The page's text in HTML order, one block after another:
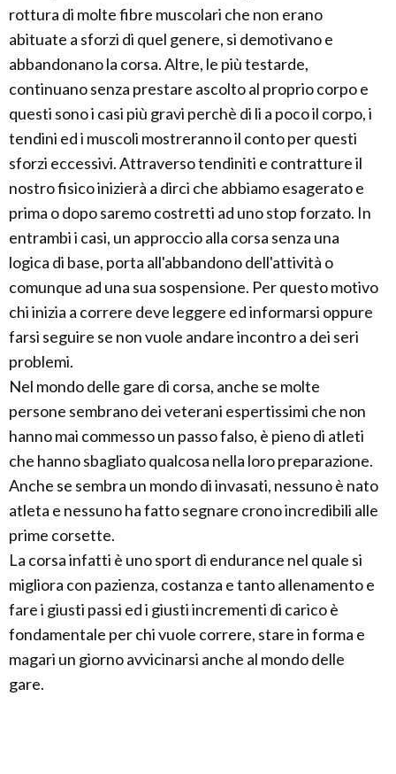
rottura di molte fibre muscolari che non erano
abituate a sforzi di quel genere, si demotivano e
abbandonano la corsa. Altre, le più testarde,
continuano senza prestare ascolto al proprio corpo e
questi sono i casi più gravi perchè di li a poco il corpo, i
tendini ed i muscoli mostreranno il conto per questi
sforzi eccessivi. Attraverso tendiniti e contratture il
nostro fisico inizierà a dirci che abbiamo esagerato e
prima o dopo saremo costretti ad uno stop forzato. In
entrambi i casi, un approccio alla corsa senza una
logica di base, porta all'abbandono dell'attività o
comunque ad una sua sospensione. Per questo motivo
chi inizia a correre deve leggere ed informarsi oppure
farsi seguire se non vuole andare incontro a dei seri
problemi.
Nel mondo delle gare di corsa, anche se molte
persone sembrano dei veterani espertissimi che non
hanno mai commesso un passo falso, è pieno di atleti
che hanno sbagliato qualcosa nella loro preparazione.
Anche se sembra un mondo di invasati, nessuno è nato
atleta e nessuno ha fatto segnare crono incredibili alle
prime corsette.
La corsa infatti è uno sport di endurance nel quale si
migliora con pazienza, costanza e tanto allenamento e
fare i giusti passi ed i giusti incrementi di carico è
fondamentale per chi vuole correre, stare in forma e
magari un giorno avvicinarsi anche al mondo delle
gare.